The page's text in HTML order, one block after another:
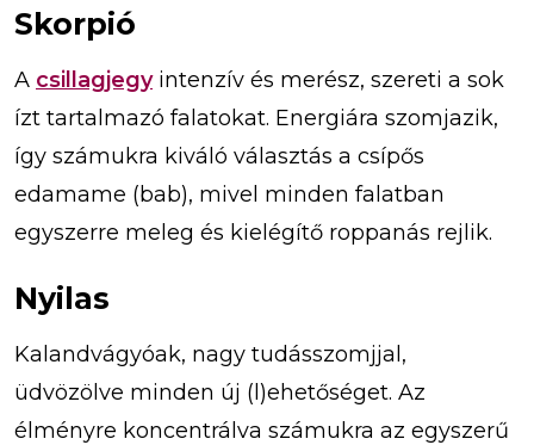
Skorpió
A csillagjegyintenzív és merész, szereti a sok
ízt tartalmazó falatokat. Energiára szomjazik,
így számukra kiváló választás a csípős
edamame (bab), mivel minden falatban
egyszerre meleg és kielégítő roppanás rejlik.
Nyilas
Kalandvágyóak, nagy tudásszomjjal,
üdvözölve minden új (l)ehetőséget. Az
élményre koncentrálva számukra az egyszerű